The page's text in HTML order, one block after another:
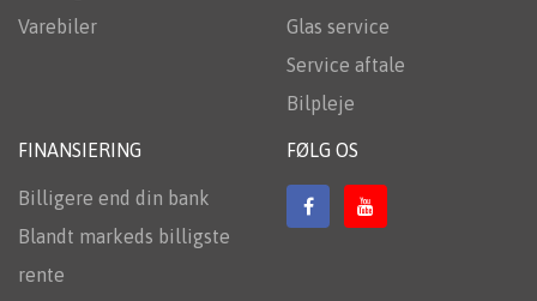
Varebiler
Glas service
Service aftale
Bilpleje
FINANSIERING
Billigere end din bank
Blandt markeds billigste
rente
FØLG OS